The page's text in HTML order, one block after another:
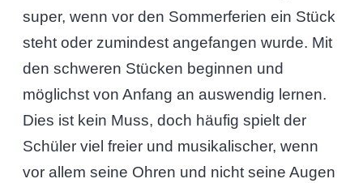
super, wenn vor den Sommerferien ein Stück
steht oder zumindest angefangen wurde. Mit
den schweren Stücken beginnen und
möglichst von Anfang an auswendig lernen.
Dies ist kein Muss, doch häufig spielt der
Schüler viel freier und musikalischer, wenn
vor allem seine Ohren und nicht seine Augen